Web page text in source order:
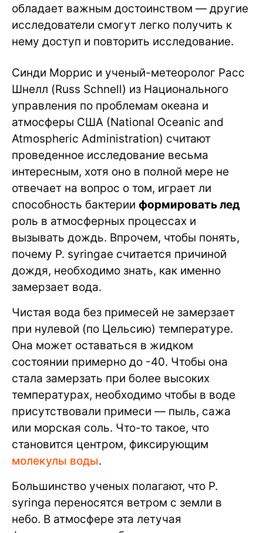
обладает важным достоинством — другие
исследователи смогут легко получить к
нему доступ и повторить исследование.
Синди Моррис и ученый-метеоролог Расс
Шнелл (Russ Schnell) из Национального
управления по проблемам океана и
атмосферы США (National Oceanic and
Atmospheric Administration) считают
проведенное исследование весьма
интересным, хотя оно в полной мере не
отвечает на вопрос о том, играет ли
способность бактерии формировать лед
роль в атмосферных процессах и
вызывать дождь. Впрочем, чтобы понять,
почему P. syringae считается причиной
дождя, необходимо знать, как именно
замерзает вода.
Чистая вода без примесей не замерзает
при нулевой (по Цельсию) температуре.
Она может оставаться в жидком
состоянии примерно до -40. Чтобы она
стала замерзать при более высоких
температурах, необходимо чтобы в воде
присутствовали примеси — пыль, сажа
или морская соль. Что-то такое, что
становится центром, фиксирующим
молекулы воды.
Большинство ученых полагают, что P.
syringa переносятся ветром с земли в
небо. В атмосфере эта летучая